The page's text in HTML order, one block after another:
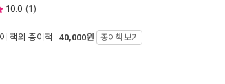
10.0 (1)
이 책의 종이책 : 40,000원 종이책 보기